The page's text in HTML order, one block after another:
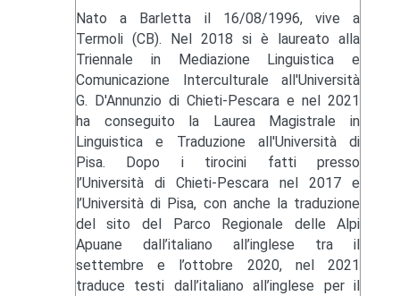
Nato a Barletta il 16/08/1996, vive a
Termoli (CB). Nel 2018 si è laureato alla
Triennale in Mediazione Linguistica e
Comunicazione Interculturale all'Università
G. D'Annunzio di Chieti-Pescara e nel 2021
ha conseguito la Laurea Magistrale in
Linguistica e Traduzione all'Università di
Pisa. Dopo i tirocini fatti presso
l’Università di Chieti-Pescara nel 2017 e
l’Università di Pisa, con anche la traduzione
del sito del Parco Regionale delle Alpi
Apuane dall’italiano all’inglese tra il
settembre e l’ottobre 2020, nel 2021
traduce testi dall’italiano all’inglese per il